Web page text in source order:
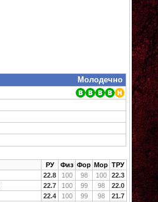
Молодечно
РУ Физ Фор Мор ТРУ
22.8 100 98 100
22.3
22.7 100 99 98
22.0
22.4 100 99 98
21.7